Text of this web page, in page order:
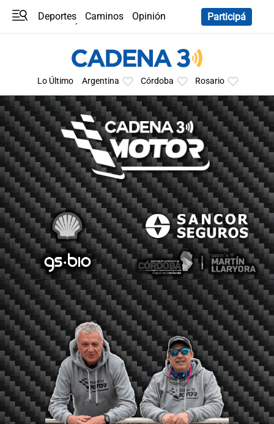
Deportes Caminos
Opinión
Participá
Lo Último Argentina Córdoba Rosario